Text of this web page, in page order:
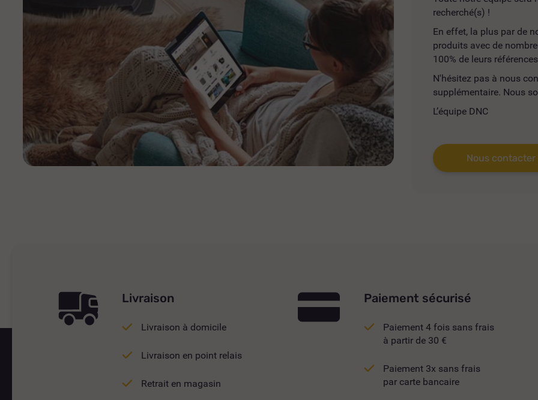
recherché(s) !
En effet, la plus par de
produits avec de
100% de leurs
N'hésitez pas à nous
supplémentaire. Nous
L’équipe DNC
Nous contacter
Livraison
Livraison à domicile
Livraison en point relais
Retrait en magasin
Paiement sécurisé
Paiement 4 fois sans frais
à partir de 30 €
Paiement 3x sans frais
par carte bancaire